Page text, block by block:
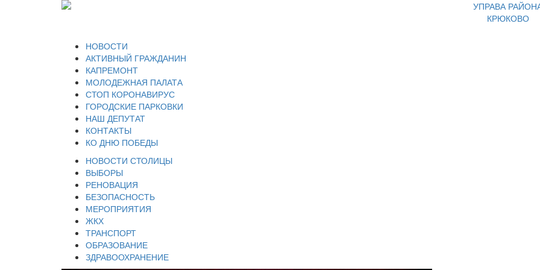
УПРАВА
КРЮКОВО
НОВОСТИ
АКТИВНЫЙ ГРАЖДАНИН
КАПРЕМОНТ
МОЛОДЕЖНАЯ ПАЛАТА
СТОП КОРОНАВИРУС
ГОРОДСКИЕ ПАРКОВКИ
НАШ ДЕПУТАТ
КОНТАКТЫ
КО ДНЮ ПОБЕДЫ
НОВОСТИ СТОЛИЦЫ
ВЫБОРЫ
РЕНОВАЦИЯ
БЕЗОПАСНОСТЬ
МЕРОПРИЯТИЯ
ЖКХ
ТРАНСПОРТ
ОБРАЗОВАНИЕ
ЗДРАВООХРАНЕНИЕ